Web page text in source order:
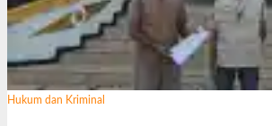
Hukum dan Kriminal